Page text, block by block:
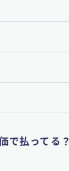
で払ってる？